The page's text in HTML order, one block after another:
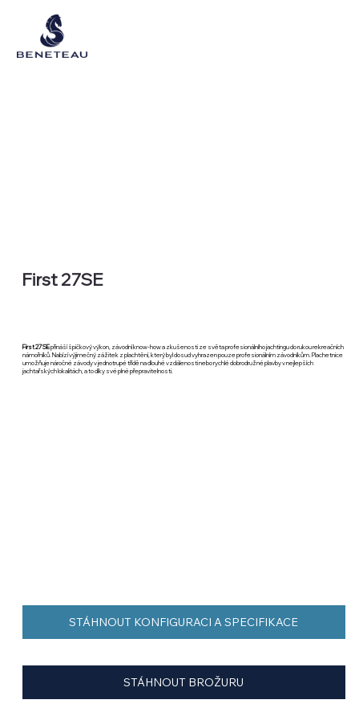
First 27SE
First 27 SEpřináší špičkový výkon, závodní know-how a zkušenosti ze světa profesionálního jachtingu do rukou rekreačních
námořníků. Nabízí výjimečný zážitek z plachtění, který byl dosud vyhrazen pouze profesionálním závodníkům. Plachetnice
umožňuje náročné závody v jednotrupé třídě na dlouhé vzdálenosti nebo rychlé dobrodružné plavby v nejlepších
jachtařských lokalitách, a to díky své plné přepravitelnosti.
STÁHNOUT KONFIGURACI A SPECIFIKACE
STÁHNOUT BROŽURU